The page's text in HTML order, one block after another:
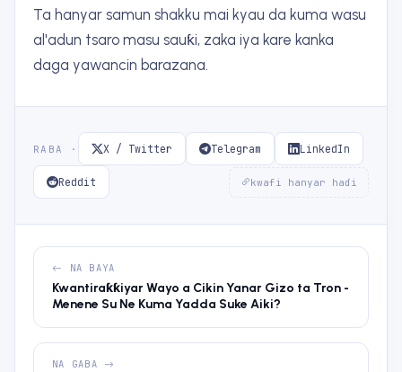
Ta hanyar samun shakku mai kyau da kuma wasu
al'adun tsaro masu sauƙi, zaka iya kare kanka
daga yawancin barazana.
RABA · X / Twitter Telegram LinkedIn
Reddit kwafi hanyar haɗi
NA BAYA
Kwantiraƙƙiyar Wayo a Cikin Yanar Gizo ta Tron -
Menene Su Ne Kuma Yadda Suke Aiki?
NA GABA